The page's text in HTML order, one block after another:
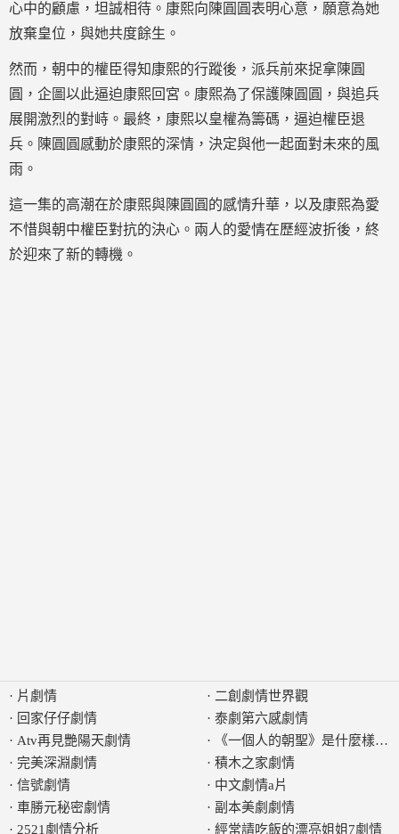
心中的顧慮，坦誠相待。康熙向陳圓圓表明心意，願意為她
放棄皇位，與她共度餘生。
然而，朝中的權臣得知康熙的行蹤後，派兵前來捉拿陳圓
圓，企圖以此逼迫康熙回宮。康熙為了保護陳圓圓，與追兵
展開激烈的對峙。最終，康熙以皇權為籌碼，逼迫權臣退
兵。陳圓圓感動於康熙的深情，決定與他一起面對未來的風
雨。
這一集的高潮在於康熙與陳圓圓的感情升華，以及康熙為愛
不惜與朝中權臣對抗的決心。兩人的愛情在歷經波折後，終
於迎來了新的轉機。
· 片劇情
· 回家仔仔劇情
· Atv再見艷陽天劇情
· 完美深淵劇情
· 信號劇情
· 車勝元秘密劇情
· 2521劇情分析
· 二創劇情世界觀
· 泰劇第六感劇情
·
《一個人的朝聖》是什麼樣的
· 積木之家劇情
· 中文劇情a片
· 副本美劇劇情
· 經常請吃飯的漂亮姐姐7劇情